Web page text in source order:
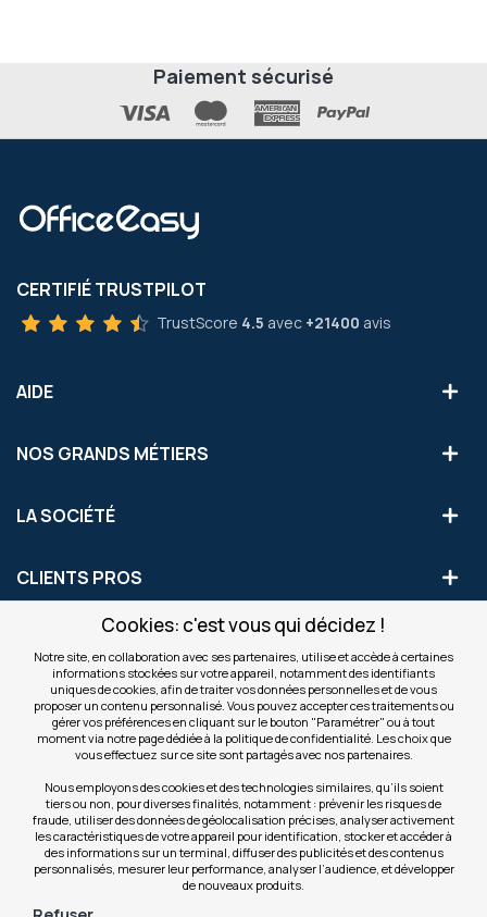
Cookies: c'est vous qui décidez !
Notre site, en collaboration avec ses partenaires, utilise et accède à certaines
informations stockées sur votre appareil, notamment des identifiants
uniques de cookies, afin de traiter vos données personnelles et de vous
proposer un contenu personnalisé. Vous pouvez accepter ces traitements ou
gérer vos préférences en cliquant sur le bouton "Paramétrer" ou à tout
moment via notre page dédiée à la politique de confidentialité. Les choix que
vous effectuez sur ce site sont partagés avec nos partenaires.
Nous employons des cookies et des technologies similaires, qu’ils soient
tiers ou non, pour diverses finalités, notamment : prévenir les risques de
fraude, utiliser des données de géolocalisation précises, analyser activement
les caractéristiques de votre appareil pour identification, stocker et accéder à
des informations sur un terminal, diffuser des publicités et des contenus
personnalisés, mesurer leur performance, analyser l’audience, et développer
de nouveaux produits.
Paiement sécurisé
CERTIFIÉ TRUSTPILOT
TrustScore 4.5 avec +21400 avis
AIDE
NOS GRANDS MÉTIERS
LA SOCIÉTÉ
CLIENTS PROS
S'INSCRIRE AUX OFFRES COMMERCIALES
Inscription
notre
newsletter
Valider
NOS SITES